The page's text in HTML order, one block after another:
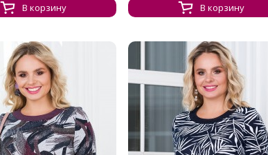
В корзину В корзину